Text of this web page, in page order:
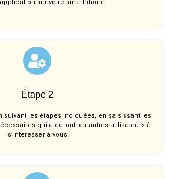
sur votre smartphone.
Étape 2
suivant les étapes indiquées, en saisissant les
qui aideront les autres utilisateurs à
s’intéresser à vous